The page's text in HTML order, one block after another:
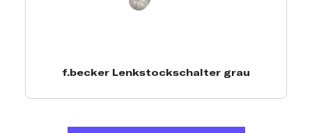
f.becker Lenkstockschalter grau